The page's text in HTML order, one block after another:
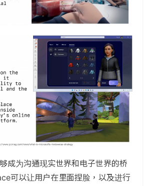
成为沟通现实世界和电子世界的桥
可以让用户在里面捏脸，以及进行